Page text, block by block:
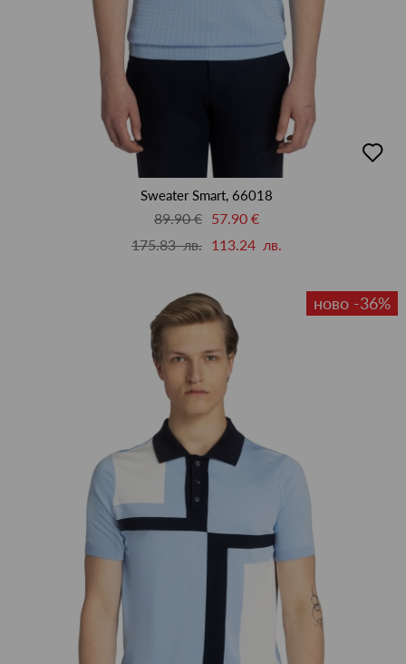
в
Sweater Smart, 66018
89.90 € 57.90 €
175.83 лв. 113.24 лв.
ново -36%